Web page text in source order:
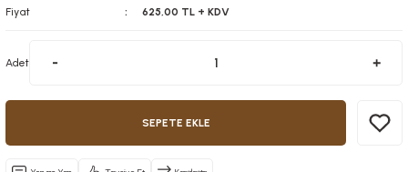
Fiyat
625,00 TL + KDV
Adet
SEPETE EKLE